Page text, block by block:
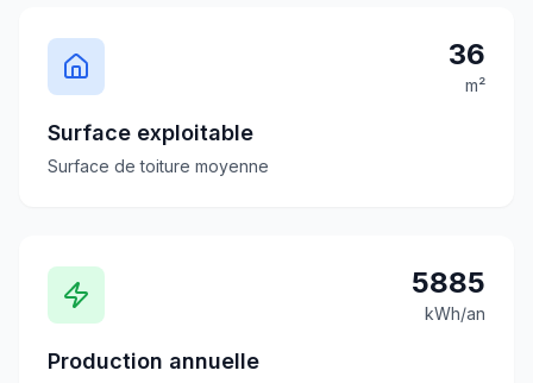
36
m²
Surface exploitable
Surface de toiture moyenne
5885
kWh/an
Production annuelle